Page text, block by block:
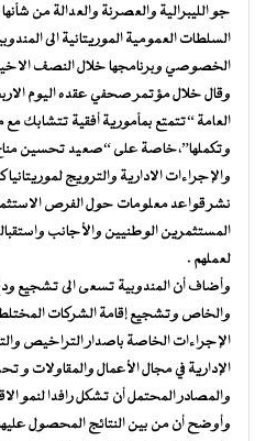
جو الليبرالية والعصرنة والعدالة من
السلطات العمومية الموريتانية الى
الخصوصي وبرنامجها خلال النصف الاخير
وقال خلال مؤتمر صحفي عقده اليوم
العامة “تتمتع بمأمورية أفقية
وتكملها”،خاصة على “صعيد تحسين مناخ
والإجراءات الادارية والترويج
نشر قواعد معلومات حول الفرص
المستثمرين الوطنيين والأجانب
لعملهم .
وأضاف أن المندوبية تسعى الى تشجيع
والخاص وتشجيع إقامة الشركات
الإجراءات الخاصة باصدار التراخيص
الإدارية في مجال الأعمال والمقاولات و
والمصادر المحتمل أن تشكل رافدا لنمو
وأوضح أن من بين النتائج المحصول